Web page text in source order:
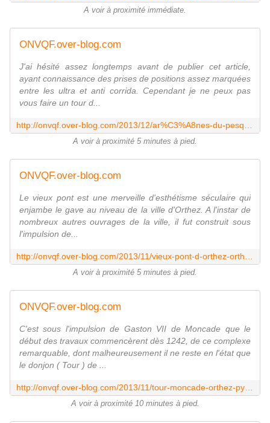
A voir à proximité immédiate.
ONVQF.over-blog.com
J'ai hésité assez longtemps avant de publier cet article,
ayant connaissance des prises de positions assez marquées
entre les ultra et anti corrida. Cependant je ne peux pas
vous faire un tour d...
A voir à proximité 5 minutes à pied.
ONVQF.over-blog.com
Le vieux pont est une merveille d'esthétisme séculaire qui
enjambe le gave au niveau de la ville d'Orthez. A l'instar de
nombreux autres ouvrages de la ville, il fut construit sous
l'impulsion de...
A voir à proximité 5 minutes à pied.
ONVQF.over-blog.com
C'est sous l'impulsion de Gaston VII de Moncade que le
début des travaux commencèrent dès 1242, de ce complexe
remarquable, dont malheureusement il ne reste en l'état que
le donjon ( Tour ) de ...
A voir à proximité 10 minutes à pied.